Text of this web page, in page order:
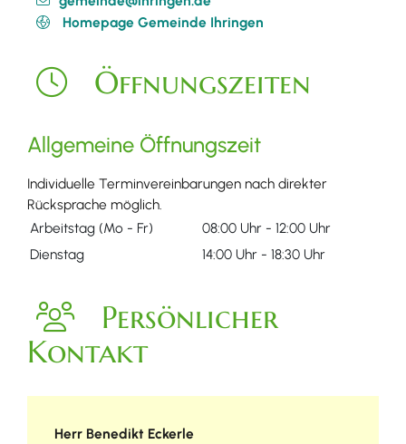
Homepage Gemeinde Ihringen
Öffnungszeiten
Allgemeine Öffnungszeit
Individuelle Terminvereinbarungen nach direkter
Rücksprache möglich.
Arbeitstag (Mo - Fr)
08:00 Uhr - 12:00 Uhr
Dienstag
14:00 Uhr - 18:30 Uhr
Persönlicher
Kontakt
Herr Benedikt Eckerle